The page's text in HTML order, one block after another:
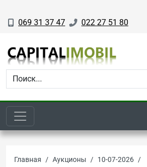
069 31 37 47 022 27 51 80
Аукционы
Главная Аукционы 10-07-2026